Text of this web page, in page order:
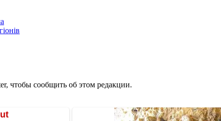
чтобы сообщить об этом редакции.